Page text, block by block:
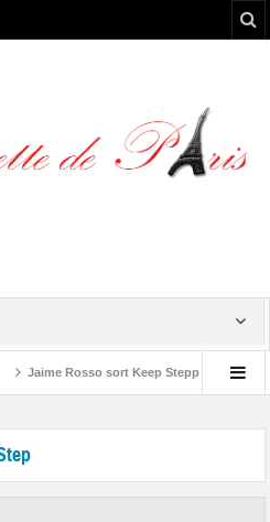
Jaime Rosso sort Keep Stepping, son